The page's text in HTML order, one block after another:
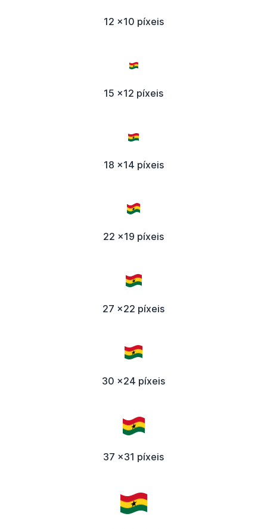
12 x10 píxeis
15 x12 píxeis
18 x14 píxeis
22 x19 píxeis
27 x22 píxeis
30 x24 píxeis
37 x31 píxeis